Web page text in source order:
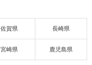
佐賀県 長崎県
宮崎県 鹿児島県